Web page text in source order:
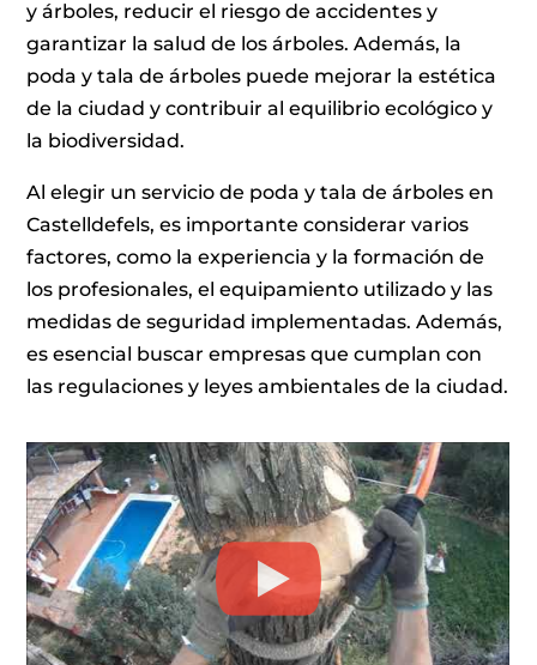
y árboles, reducir el riesgo de accidentes y
garantizar la salud de los árboles. Además, la
poda y tala de árboles puede mejorar la estética
de la ciudad y contribuir al equilibrio ecológico y
la biodiversidad.
Al elegir un servicio de poda y tala de árboles en
Castelldefels, es importante considerar varios
factores, como la experiencia y la formación de
los profesionales, el equipamiento utilizado y las
medidas de seguridad implementadas. Además,
es esencial buscar empresas que cumplan con
las regulaciones y leyes ambientales de la ciudad.